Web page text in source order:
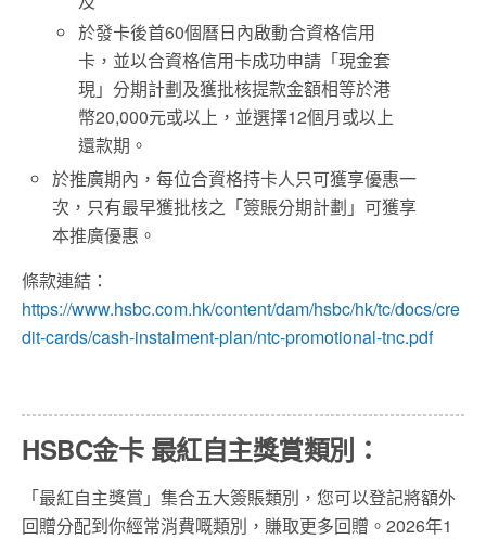
於發卡後首60個曆日內啟動合資格信用
卡，並以合資格信用卡成功申請「現金套
現」分期計劃及獲批核提款金額相等於港
幣20,000元或以上，並選擇12個月或以上
還款期。
於推廣期內，每位合資格持卡人只可獲享優惠一
次，只有最早獲批核之「簽賬分期計劃」可獲享
本推廣優惠。
條款連結：
https://www.hsbc.com.hk/content/dam/hsbc/hk/tc/docs/cre
dit-cards/cash-instalment-plan/ntc-promotional-tnc.pdf
HSBC金卡 最紅自主獎賞類別：
「最紅自主獎賞」集合五大簽賬類別，您可以登記將額外
回贈分配到你經常消費嘅類別，賺取更多回贈。2026年1